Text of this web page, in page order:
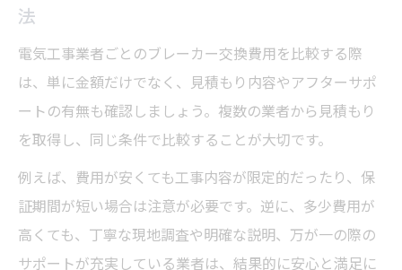
法
電気工事業者ごとのブレーカー交換費用を比較する際
は、単に金額だけでなく、見積もり内容やアフターサポ
ートの有無も確認しましょう。複数の業者から見積もり
を取得し、同じ条件で比較することが大切です。
例えば、費用が安くても工事内容が限定的だったり、保
証期間が短い場合は注意が必要です。逆に、多少費用が
高くても、丁寧な現地調査や明確な説明、万が一の際の
サポートが充実している業者は、結果的に安心と満足に